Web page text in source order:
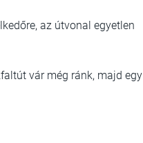
az útvonal egyetlen
vár még ránk, majd egy